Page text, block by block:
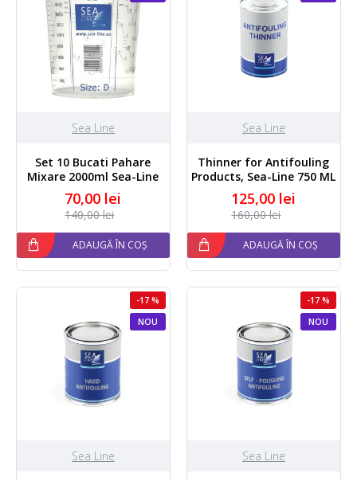
Sea Line
Set 10 Bucati Pahare
Mixare 2000ml Sea-Line
70,00 lei
140,00 lei
ADAUGĂ ÎN COȘ
Sea Line
Thinner for Antifouling
Products, Sea-Line 750 ML
125,00 lei
160,00 lei
ADAUGĂ ÎN COȘ
NOU
-17 %
Sea Line
NOU
-17 %
Sea Line